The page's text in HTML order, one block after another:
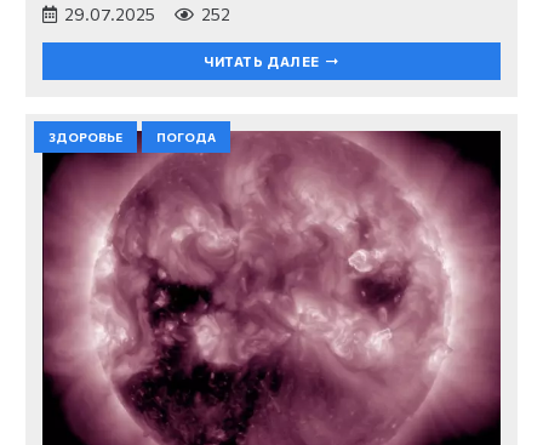
29.07.2025 252
ЧИТАТЬ ДАЛЕЕ
ЗДОРОВЬЕ ПОГОДА